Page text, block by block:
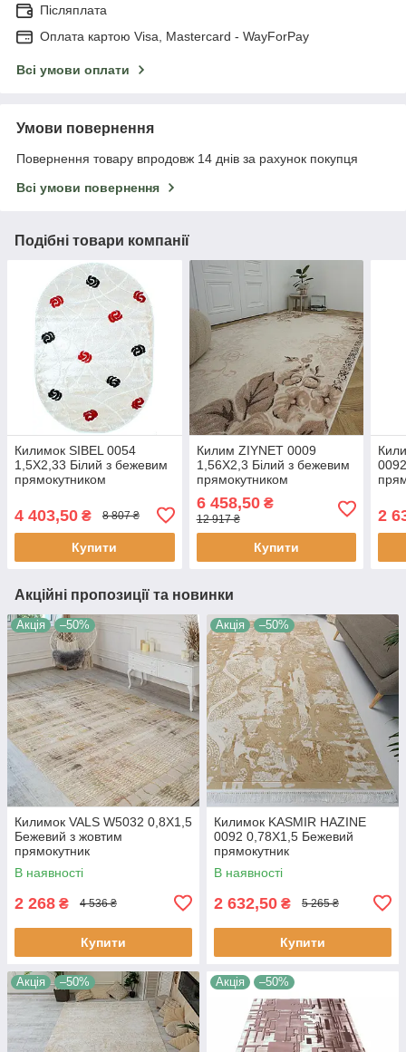
Післяплата
Оплата картою Visa, Mastercard - WayForPay
Всі умови оплати
Умови повернення
Повернення товару впродовж 14 днів за рахунок покупця
Всі умови повернення
Подібні товари компанії
Килимок SIBEL 0054
1,5Х2,33 Білий з бежевим
прямокутником
4 403,50 ₴ 8 807 ₴
Купити
Килим ZIYNET 0009
1,56Х2,3 Білий з бежевим
прямокутником
6 458,50₴
12 917 ₴
Купити
2
Акційні пропозиції та новинки
Акція –50%
Килимок VALS W5032 0,8Х1,5
Бежевий з жовтим
прямокутник
В наявності
2 268 ₴ 4 536 ₴
Купити
Акція –50%
Килимок KASMIR HAZINE
0092 0,78Х1,5 Бежевий
прямокутник
В наявності
2 632,50 ₴ 5 265 ₴
Купити
Акція –50% Акція –50%